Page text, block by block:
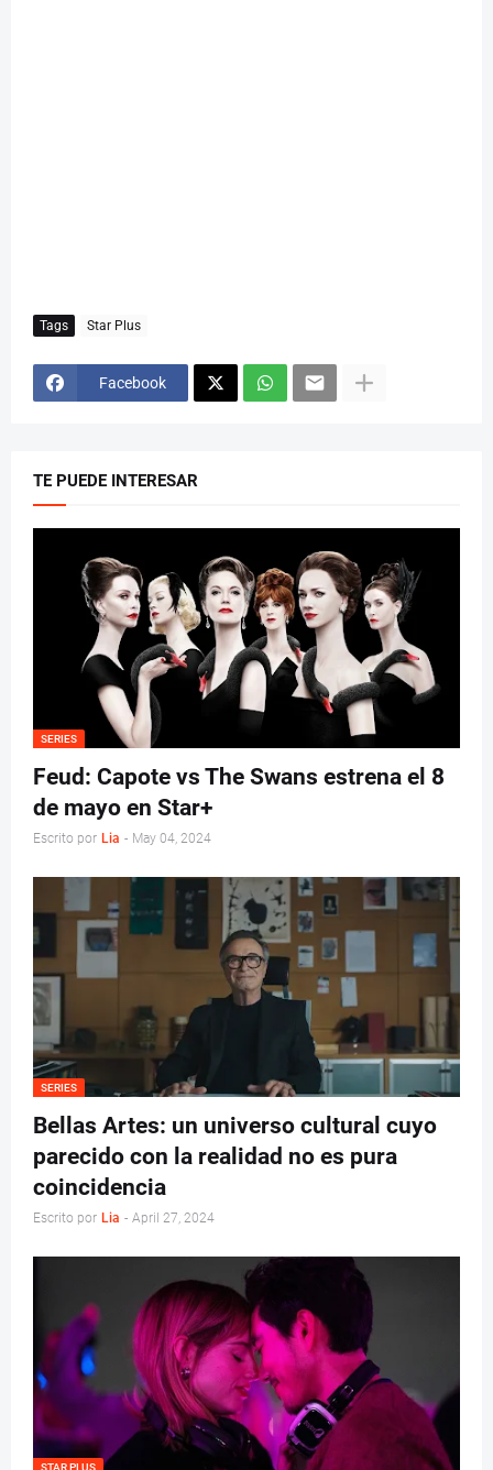
Tags Star Plus
Facebook
TE PUEDE INTERESAR
SERIES
Feud: Capote vs The Swans estrena el 8
de mayo en Star+
Escrito por Lia - May 04, 2024
SERIES
Bellas Artes: un universo cultural cuyo
parecido con la realidad no es pura
coincidencia
Escrito por Lia - April 27, 2024